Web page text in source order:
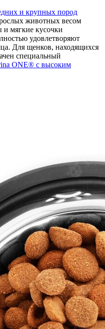
и крупных пород
животных весом
мягкие кусочки
удовлетворяют
Для щенков, находящихся
специальный
ONE® с высоким